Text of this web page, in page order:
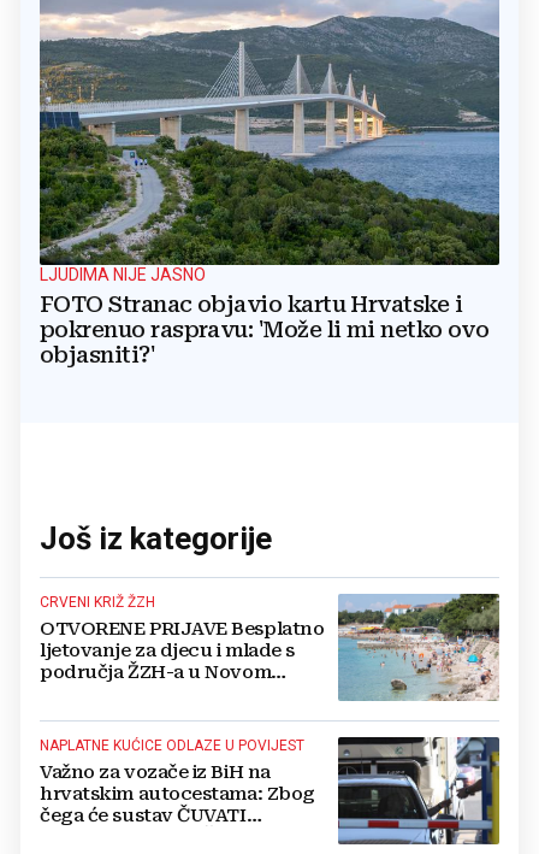
LJUDIMA NIJE JASNO
FOTO Stranac objavio kartu Hrvatske i
pokrenuo raspravu: 'Može li mi netko ovo
objasniti?'
Još iz kategorije
CRVENI KRIŽ ŽZH
OTVORENE PRIJAVE Besplatno
ljetovanje za djecu i mlade s
područja ŽZH-a u Novom
NAPLATNE KUĆICE ODLAZE U POVIJEST
Važno za vozače iz BiH na
hrvatskim autocestama: Zbog
čega će sustav ČUVATI